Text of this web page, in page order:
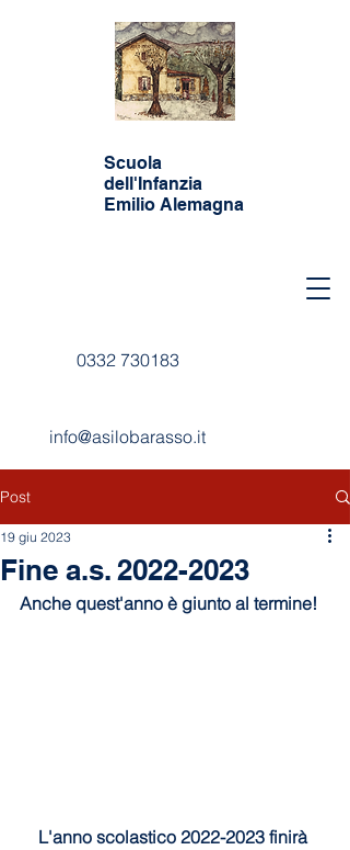
Scuola
dell'Infanzia
Emilio Alemagna
0332 730183
info@asilobarasso.it
Post
Fine a.s. 2022-2023
19 giu 2023
Anche quest'anno è giunto al termine!
L'anno scolastico 2022-2023 finirà